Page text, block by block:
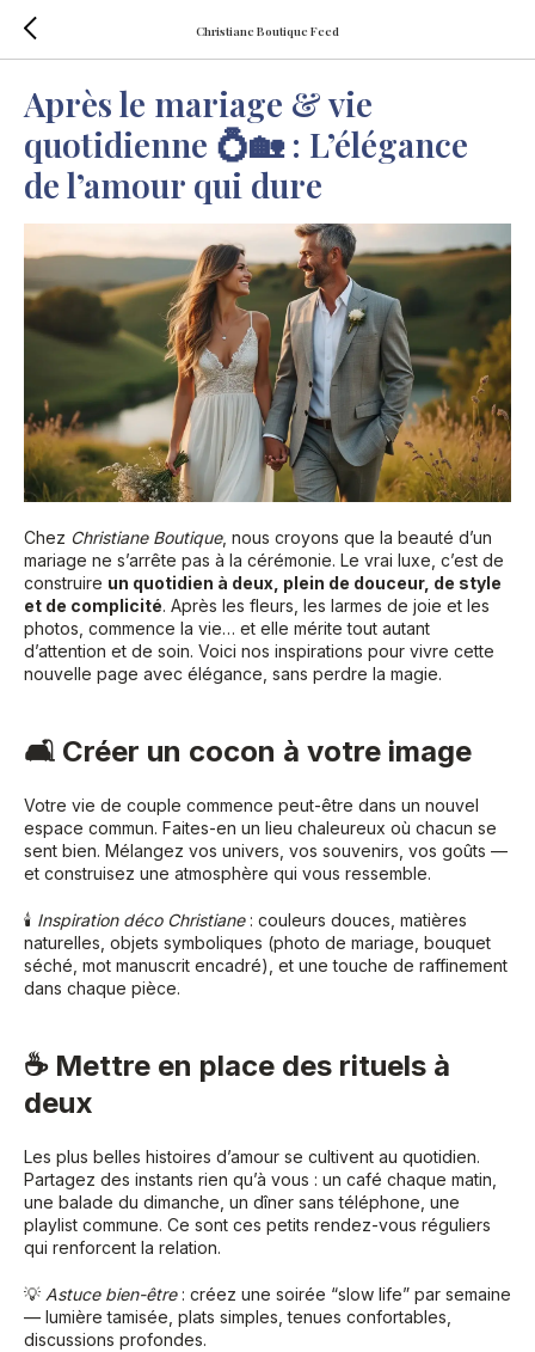
Christiane Boutique Feed
Après le mariage & vie
quotidienne 💍🏡 : L’élégance
de l’amour qui dure
Chez Christiane Boutique, nous croyons que la beauté d’un
mariage ne s’arrête pas à la cérémonie. Le vrai luxe, c’est de
construire un quotidien à deux, plein de douceur, de style
et de complicité. Après les fleurs, les larmes de joie et les
photos, commence la vie… et elle mérite tout autant
d’attention et de soin. Voici nos inspirations pour vivre cette
nouvelle page avec élégance, sans perdre la magie.
🛋 Créer un cocon à votre image
Votre vie de couple commence peut-être dans un nouvel
espace commun. Faites-en un lieu chaleureux où chacun se
sent bien. Mélangez vos univers, vos souvenirs, vos goûts —
et construisez une atmosphère qui vous ressemble.
🕯 Inspiration déco Christiane: couleurs douces, matières
naturelles, objets symboliques (photo de mariage, bouquet
séché, mot manuscrit encadré), et une touche de raffinement
dans chaque pièce.
☕ Mettre en place des rituels à
deux
Les plus belles histoires d’amour se cultivent au quotidien.
Partagez des instants rien qu’à vous : un café chaque matin,
une balade du dimanche, un dîner sans téléphone, une
playlist commune. Ce sont ces petits rendez-vous réguliers
qui renforcent la relation.
💡 Astuce bien-être: créez une soirée “slow life” par semaine
— lumière tamisée, plats simples, tenues confortables,
discussions profondes.